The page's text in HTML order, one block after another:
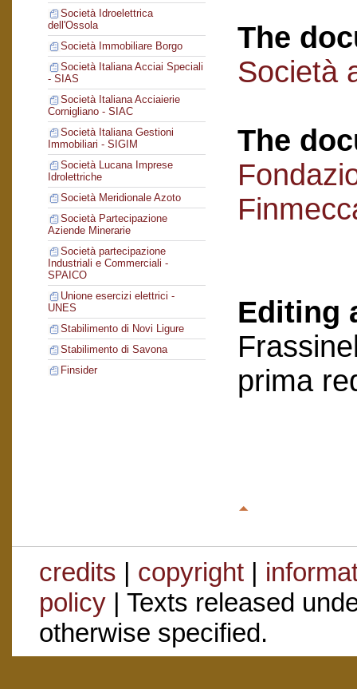
Società Idroelettrica
dell'Ossola
Società Immobiliare Borgo
Società Italiana Acciai Speciali
- SIAS
Società Italiana Acciaierie
Cornigliano - SIAC
Società Italiana Gestioni
Immobiliari - SIGIM
Società Lucana Imprese
Idrolettriche
Società Meridionale Azoto
Società Partecipazione
Aziende Minerarie
Società partecipazione
Industriali e Commerciali -
SPAICO
Unione esercizi elettrici -
UNES
Stabilimento di Novi Ligure
Stabilimento di Savona
Finsider
The
Società
The
Editing
prima
credits | copyright|
policy| Texts released
otherwise specified.